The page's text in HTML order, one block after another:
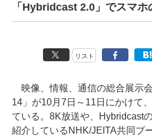
「Hybridcast 2.0」でスマホ
リスト
映像、情報、通信の総合展示
14」が10月7日～11日にかけて
ている。8K放送や、Hybridcast
紹介しているNHK/JEITA共同ブ